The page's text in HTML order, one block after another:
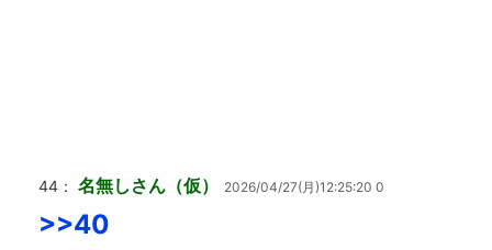
44： 名無しさん（仮） 2026/04/27(月)12:25:20 0
>>40